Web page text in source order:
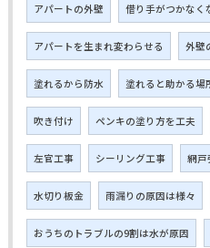
アパートの外壁 借り手がつかなく
アパートを生まれ変わらせる 外壁
塗れるから防水 塗れると助かる場
吹き付け ペンキの塗り方を工夫
左官工事 シーリング工事 網戸
水切り板金 雨漏りの原因は様々
おうちのトラブルの9割は水が原因